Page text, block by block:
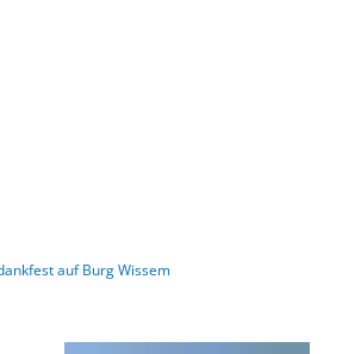
auf Burg Wissem